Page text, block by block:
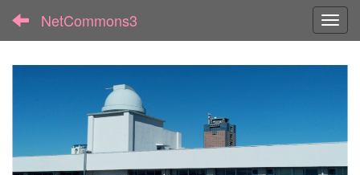
NetCommons3